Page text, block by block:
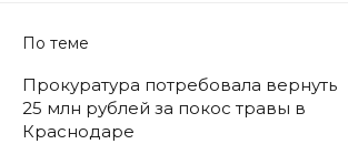
По теме
Прокуратура потребовала вернуть
25 млн рублей за покос травы в
Краснодаре